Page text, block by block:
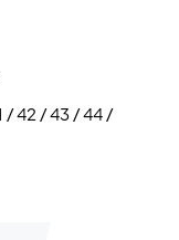
/ 42 / 43 / 44 /